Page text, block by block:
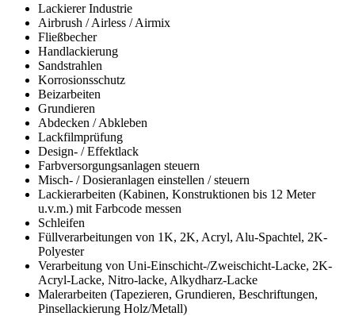
Lackierer Industrie
Airbrush / Airless / Airmix
Fließbecher
Handlackierung
Sandstrahlen
Korrosionsschutz
Beizarbeiten
Grundieren
Abdecken / Abkleben
Lackfilmprüfung
Design- / Effektlack
Farbversorgungsanlagen steuern
Misch- / Dosieranlagen einstellen / steuern
Lackierarbeiten (Kabinen, Konstruktionen bis 12 Meter
u.v.m.) mit Farbcode messen
Schleifen
Füllverarbeitungen von 1K, 2K, Acryl, Alu-Spachtel, 2K-
Polyester
Verarbeitung von Uni-Einschicht-/Zweischicht-Lacke, 2K-
Acryl-Lacke, Nitro-lacke, Alkydharz-Lacke
Malerarbeiten (Tapezieren, Grundieren, Beschriftungen,
Pinsellackierung Holz/Metall)